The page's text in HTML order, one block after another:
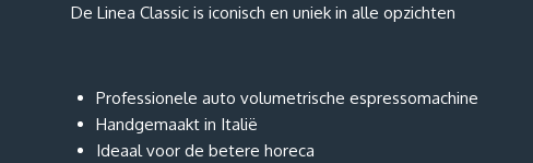
De Linea Classic is iconisch en uniek in alle opzichten
Professionele auto volumetrische espressomachine
Handgemaakt in Italië
Ideaal voor de betere horeca